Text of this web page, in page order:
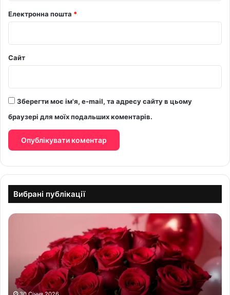
Електронна пошта *
Сайт
Зберегти моє ім'я, e-mail, та адресу сайту в цьому
браузері для моїх подальших коментарів.
Вибрані публікації
З